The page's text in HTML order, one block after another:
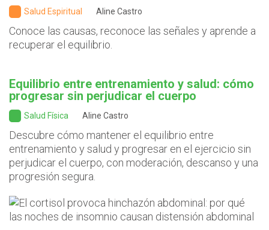
Salud Espiritual Aline Castro
Conoce las causas, reconoce las señales y aprende a
recuperar el equilibrio.
Equilibrio entre entrenamiento y salud: cómo
progresar sin perjudicar el cuerpo
Salud Física Aline Castro
Descubre cómo mantener el equilibrio entre
entrenamiento y salud y progresar en el ejercicio sin
perjudicar el cuerpo, con moderación, descanso y una
progresión segura.